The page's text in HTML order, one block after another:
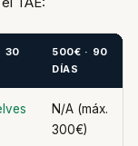
30
500€ · 90
DÍAS
N/A (máx.
300€)